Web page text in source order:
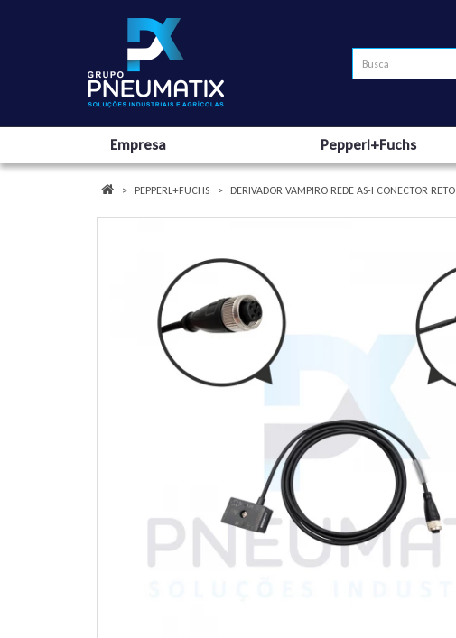
Empresa Pepperl+Fuchs
PEPPERL+FUCHS DERIVADOR VAMPIRO REDE AS-I CONECTOR